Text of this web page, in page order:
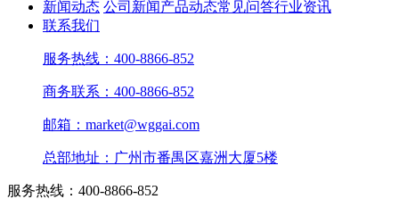
新闻动态 公司新闻产品动态常见问答行业资讯
联系我们
服务热线：400-8866-852
商务联系：400-8866-852
邮箱：market@wggai.com
总部地址：广州市番禺区嘉洲大厦5楼
服务热线：400-8866-852